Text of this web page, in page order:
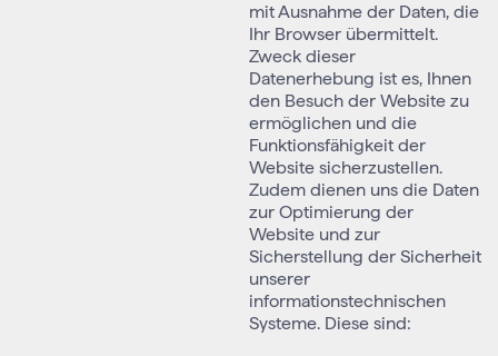
mit Ausnahme der Daten, die
Ihr Browser übermittelt.
Zweck dieser
Datenerhebung ist es, Ihnen
den Besuch der Website zu
ermöglichen und die
Funktionsfähigkeit der
Website sicherzustellen.
Zudem dienen uns die Daten
zur Optimierung der
Website und zur
Sicherstellung der Sicherheit
unserer
informationstechnischen
Systeme. Diese sind: